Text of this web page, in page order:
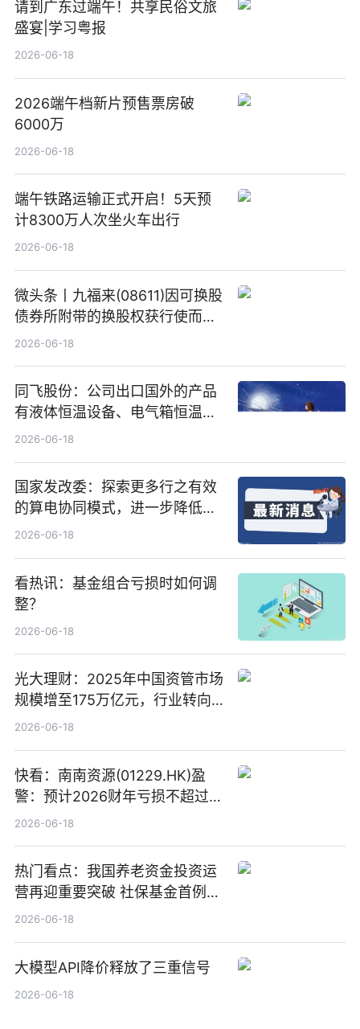
请到广东过端午！共享民俗文旅
盛宴|学习粤报
2026-06-18
2026端午档新片预售票房破
6000万
2026-06-18
端午铁路运输正式开启！5天预
计8300万人次坐火车出行
2026-06-18
微头条丨九福来(08611)因可换股
债券所附带的换股权获行使而发
行5200万股
2026-06-18
同飞股份：公司出口国外的产品
有液体恒温设备、电气箱恒温装
置、纯水冷却单元和特种换热器
2026-06-18
国家发改委：探索更多行之有效
的算电协同模式，进一步降低网
络传输时延_最资讯
2026-06-18
看热讯：基金组合亏损时如何调
整？
2026-06-18
光大理财：2025年中国资管市场
规模增至175万亿元，行业转向
“量质并重”
2026-06-18
快看：南南资源(01229.HK)盈
警：预计2026财年亏损不超过
1000万港元
2026-06-18
热门看点：我国养老资金投资运
营再迎重要突破 社保基金首例期
货账户完成开立
2026-06-18
大模型API降价释放了三重信号
2026-06-18